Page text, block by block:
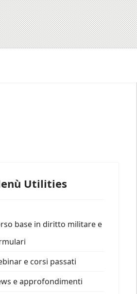
Utilities
base in diritto militare e
e corsi passati
e approfondimenti